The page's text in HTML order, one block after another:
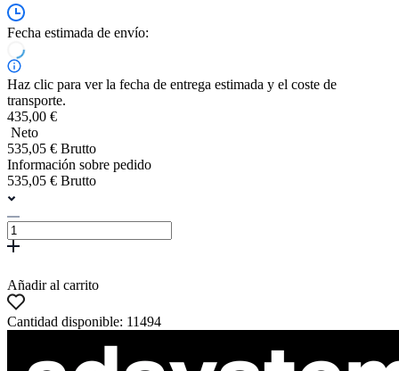
Fecha estimada de envío:
Haz clic para ver la fecha de entrega estimada y el coste de
transporte.
435,00 €
Neto
535,05 € Brutto
Información sobre pedido
535,05 € Brutto
Añadir al carrito
Cantidad disponible: 11494